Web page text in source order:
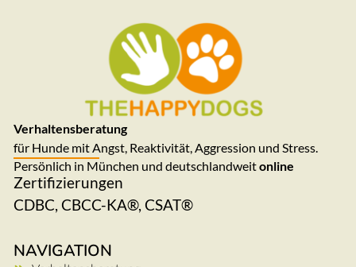
Verhaltensberatung
für Hunde mit Angst, Reaktivität, Aggression und Stress.
Persönlich in München und deutschlandweitonline
Zertifizierungen
CDBC, CBCC-KA®, CSAT®
NAVIGATION